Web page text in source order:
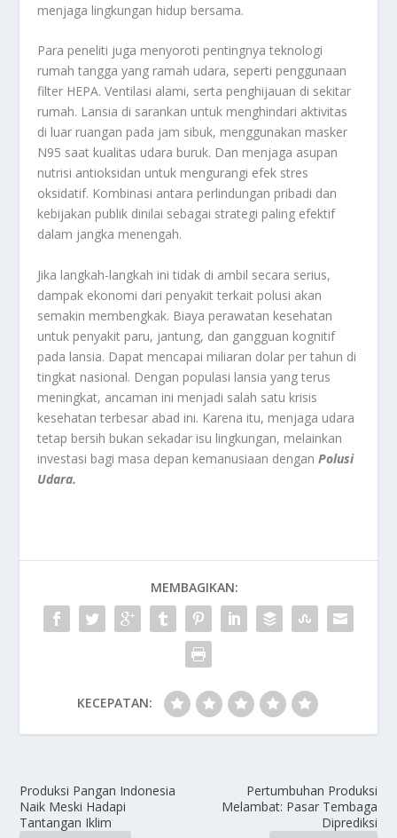
menjaga lingkungan hidup bersama.
Para peneliti juga menyoroti pentingnya teknologi
rumah tangga yang ramah udara, seperti penggunaan
filter HEPA. Ventilasi alami, serta penghijauan di sekitar
rumah. Lansia di sarankan untuk menghindari aktivitas
di luar ruangan pada jam sibuk, menggunakan masker
N95 saat kualitas udara buruk. Dan menjaga asupan
nutrisi antioksidan untuk mengurangi efek stres
oksidatif. Kombinasi antara perlindungan pribadi dan
kebijakan publik dinilai sebagai strategi paling efektif
dalam jangka menengah.
Jika langkah-langkah ini tidak di ambil secara serius,
dampak ekonomi dari penyakit terkait polusi akan
semakin membengkak. Biaya perawatan kesehatan
untuk penyakit paru, jantung, dan gangguan kognitif
pada lansia. Dapat mencapai miliaran dolar per tahun di
tingkat nasional. Dengan populasi lansia yang terus
meningkat, ancaman ini menjadi salah satu krisis
kesehatan terbesar abad ini. Karena itu, menjaga udara
tetap bersih bukan sekadar isu lingkungan, melainkan
investasi bagi masa depan kemanusiaan denganPolusi
Udara.
MEMBAGIKAN:
KECEPATAN:
Produksi Pangan Indonesia
Naik Meski Hadapi
Tantangan Iklim
Pertumbuhan Produksi
Melambat: Pasar Tembaga
Diprediksi